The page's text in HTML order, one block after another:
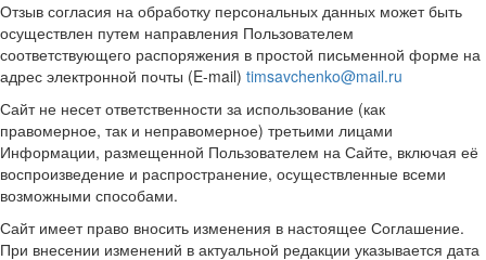
Отзыв согласия на обработку персональных данных может быть
осуществлен путем направления Пользователем
соответствующего распоряжения в простой письменной форме на
адрес электронной почты (E-mail) timsavchenko@mail.ru
Сайт не несет ответственности за использование (как
правомерное, так и неправомерное) третьими лицами
Информации, размещенной Пользователем на Сайте, включая её
воспроизведение и распространение, осуществленные всеми
возможными способами.
Сайт имеет право вносить изменения в настоящее Соглашение.
При внесении изменений в актуальной редакции указывается дата